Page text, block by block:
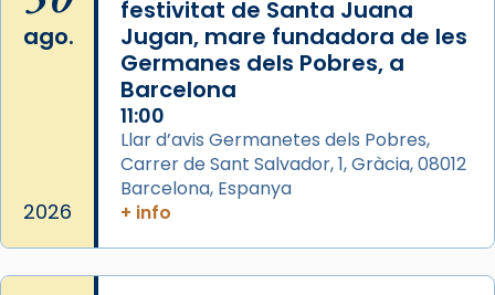
2 weeks ago
Aquest dilluns, 27 de juliol, ha tingut lloc la
missa d’acció de gràcies en agraïment al
comitè organitzador de la visita apostòlica
del Sant Pare Lleó XIV a Barcelona, i als
col·laboradors, a la Catedral de Barcelona.
L’arquebisbe de Barcelona, el cardenal Joan
Josep Omella, ha presidit la missa i l’ha
concelebrat el bisbe auxiliar de Barcelona,
Mons. David Abadías.
ago.
2026
festivitat de Santa Juana
Jugan, mare fundadora de les
Germanes dels Pobres, a
Barcelona
11:00
Llar d’avis Germanetes dels Pobres,
Carrer de Sant Salvador, 1, Gràcia, 08012
Barcelona, Espanya
+ info